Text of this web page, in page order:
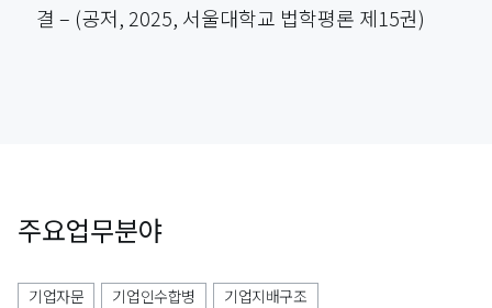
주요업무분야
기업자문 기업인수합병
기업지배구조
결 – (공저, 2025, 서울대학교 법학평론 제15권)